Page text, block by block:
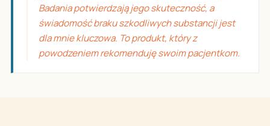
Badania potwierdzają jego skuteczność, a
świadomość braku szkodliwych substancji jest
dla mnie kluczowa. To produkt, który z
powodzeniem rekomenduję swoim pacjentkom.